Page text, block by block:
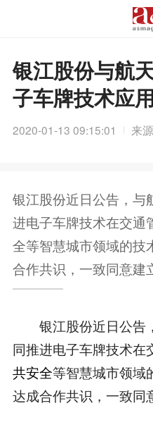
银江股份与航
子车牌技术应
2020-01-13 09:15:01 来
银江股份近日公告，与
进电子车牌技术在交通
全等智慧城市领域的技
合作共识，一致同意建
银江股份近日公告
同推进电子车牌技术在
共安全等智慧城市领域
达成合作共识，一致同